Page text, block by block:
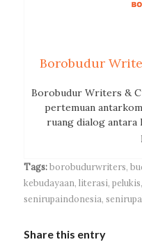
Borobudur
Borobudur Writers &
pertemuan
ruang dialog antara
Tags: borobudurwriters,
kebudayaan, literasi, pelukis,
senirupaindonesia,
Share this entry